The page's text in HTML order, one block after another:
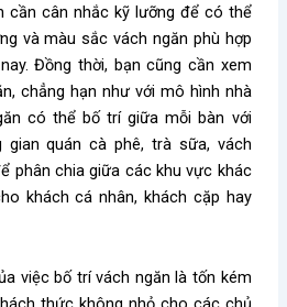
cần cân nhắc kỹ lưỡng để có thể
và màu sắc vách ngăn phù hợp
Đồng thời, bạn cũng cần xem
chẳng hạn như với mô hình nhà
có thể bố trí giữa mỗi bàn với
gian quán cà phê, trà sữa, vách
phân chia giữa các khu vực khác
khách cá nhân, khách cặp hay
việc bố trí vách ngăn là tốn kém